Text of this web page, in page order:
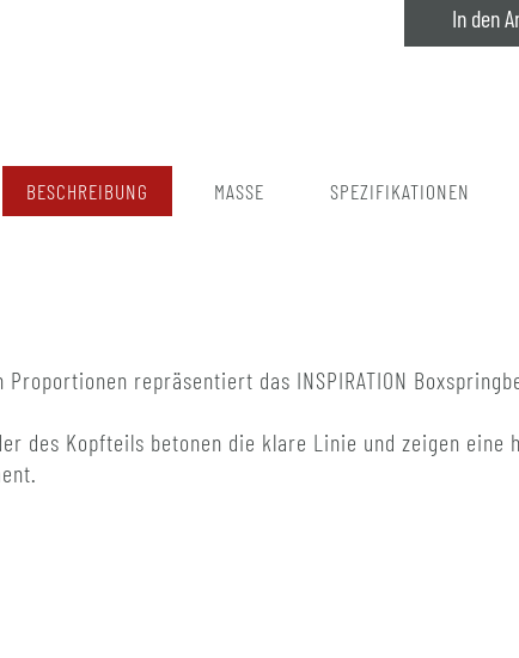
In den
BESCHREIBUNG MASSE SPEZIFIKATIONEN
repräsentiert das INSPIRATION
des Kopfteils betonen die klare Linie und zeigen